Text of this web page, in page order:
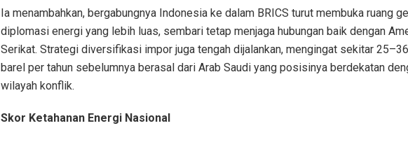
Ia menambahkan, bergabungnya Indonesia ke dalam BRICS turut membuka ruang
diplomasi energi yang lebih luas, sembari tetap menjaga hubungan baik dengan
Serikat. Strategi diversifikasi impor juga tengah dijalankan, mengingat sekitar
barel per tahun sebelumnya berasal dari Arab Saudi yang posisinya berdekatan
wilayah konflik.
Skor Ketahanan Energi Nasional